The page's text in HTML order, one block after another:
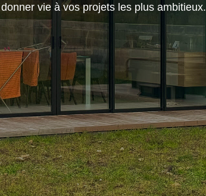
donner vie à vos projets les plus ambitieux.